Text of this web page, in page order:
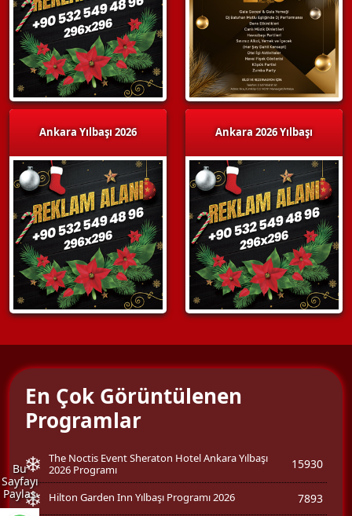
Ankara Yılbaşı 2026 Ankara 2026 Yılbaşı
Bu
Sayfayı
Paylaş
En Çok Görüntülenen
Programlar
The Noctis Event Sheraton Hotel Ankara Yılbaşı
2026 Programı
15930
Hilton Garden Inn Yılbaşı Programı 2026 7893